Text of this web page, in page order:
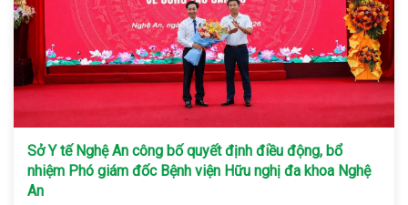
Sở Y tế Nghệ An công bố quyết định điều động, bổ
nhiệm Phó giám đốc Bệnh viện Hữu nghị đa khoa Nghệ
An